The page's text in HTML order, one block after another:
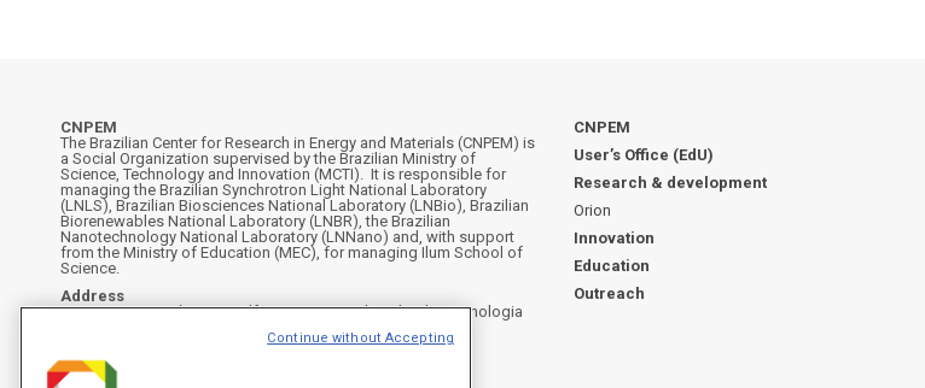
CNPEM
The Brazilian Center for Research in Energy and Materials (CNPEM) is
a Social Organization supervised by the Brazilian Ministry of
Science, Technology and Innovation (MCTI). It is responsible for
managing the Brazilian Synchrotron Light National Laboratory
(LNLS), Brazilian Biosciences National Laboratory (LNBio), Brazilian
Biorenewables National Laboratory (LNBR), the Brazilian
Nanotechnology National Laboratory (LNNano) and, with support
from the Ministry of Education (MEC), for managing Ilum School of
Science.
Address
Rua Giuseppe Máximo Scolfaro, 10.000 - Polo II de Alta Tecnologia
CEP 13083-100, Campinas - SP - Phone: +55 19 3512-1000
Instagram
X
CNPEM
User’s Office (EdU)
Research & development
Orion
Innovation
Education
Outreach
Continue without Accepting